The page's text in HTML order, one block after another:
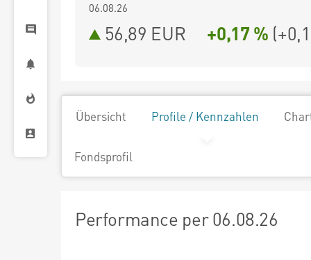
06.08.26
56,89 EUR +0,17 % (
Übersicht Profile / Kennzahlen
Fondsprofil
Performance per 06.08.26